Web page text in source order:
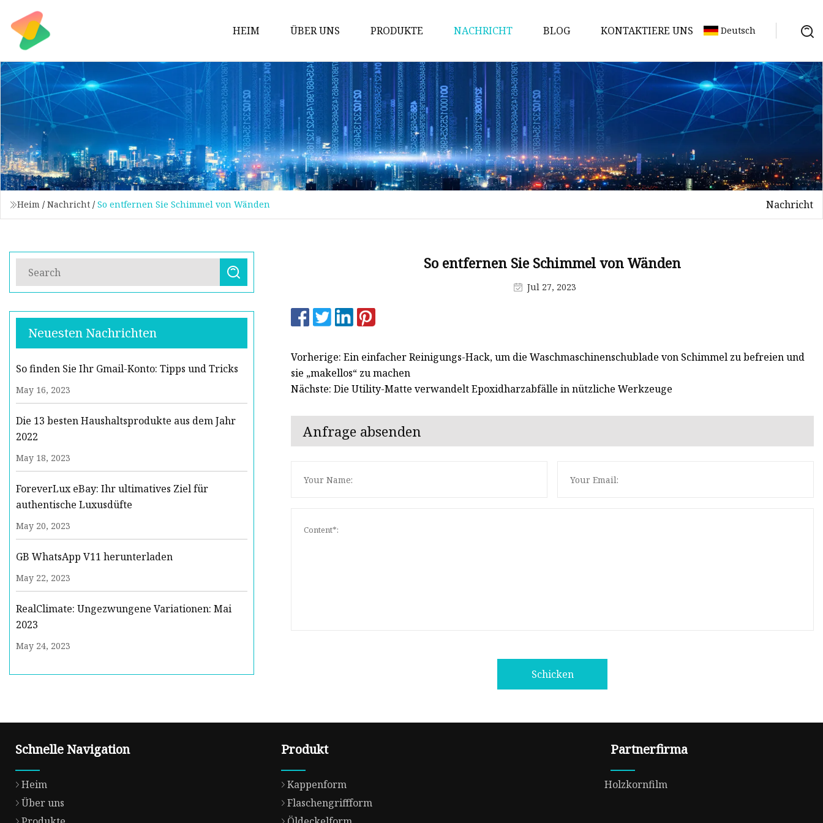
HEIM ÜBER UNS PRODUKTE
Kappenform
Flaschengriffform
Öldeckelform
Kunststoffkappenform
Medizinische Kappenform
5-Gallonen-Kappenform
Ölflaschengriffform
NACHRICHT BLOG KONTAKTIERE UNS Deutsch
Heim / Nachricht / So entfernen Sie Schimmel von Wänden Nachricht
Neuesten Nachrichten
So finden Sie Ihr Gmail-Konto: Tipps und Tricks
May 16, 2023
Die 13 besten Haushaltsprodukte aus dem Jahr
2022
May 18, 2023
ForeverLux eBay: Ihr ultimatives Ziel für
authentische Luxusdüfte
May 20, 2023
GB WhatsApp V11 herunterladen
May 22, 2023
RealClimate: Ungezwungene Variationen: Mai
2023
May 24, 2023
So entfernen Sie Schimmel von Wänden
Jul 27, 2023
Vorherige: Ein einfacher Reinigungs-Hack, um die Waschmaschinenschublade von Schimmel zu befreien und
sie „makellos“ zu machen
Nächste: Die Utility-Matte verwandelt Epoxidharzabfälle in nützliche Werkzeuge
Anfrage absenden
Schicken
Schnelle Navigation
Heim
Über uns
Produkt
Kappenform
Flaschengriffform
Partnerfirma
Holzkornfilm